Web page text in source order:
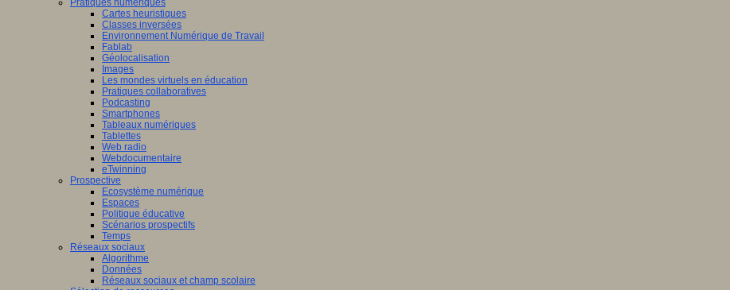
Pratiques numériques
Cartes heuristiques
Classes inversées
Environnement Numérique de Travail
Fablab
Géolocalisation
Images
Les mondes virtuels en éducation
Pratiques collaboratives
Podcasting
Smartphones
Tableaux numériques
Tablettes
Web radio
Webdocumentaire
eTwinning
Prospective
Ecosystème numérique
Espaces
Politique éducative
Scénarios prospectifs
Temps
Réseaux sociaux
Algorithme
Données
Réseaux sociaux et champ scolaire